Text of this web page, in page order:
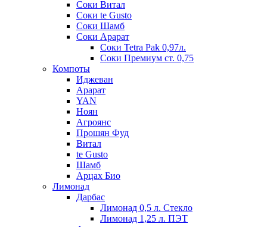
Соки Витал
Соки te Gusto
Соки Шамб
Соки Арарат
Соки Tetra Pak 0,97л.
Соки Премиум ст. 0,75
Компоты
Иджеван
Арарат
YAN
Ноян
Агроянс
Прошян Фуд
Витал
te Gusto
Шамб
Арцах Био
Лимонад
Дарбас
Лимонад 0,5 л. Стекло
Лимонад 1,25 л. ПЭТ